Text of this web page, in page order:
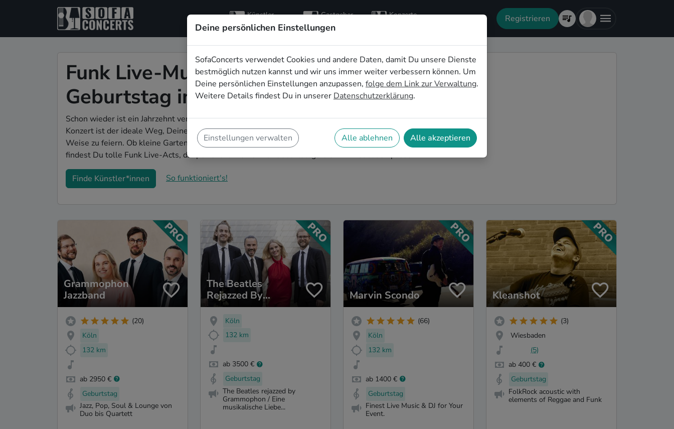
Künstler
entdecken
Gastgeber Konzerte Registrieren
Funk Live-Musik für den 40.
Geburtstag in Wiesbaden
Schon wieder ist ein Jahrzehnt vergangen und Dein nächster runder Geburtstag steht an? Ein
Konzert ist der ideale Weg, Deinen 40. Geburtstag in Wiesbaden auf eine ganz besondere Art und
Weise zu feiern. Ob kleine Gartenparty oder Feier mit der ganzen Nachbarschaft: Auf SofaConcerts
findest Du tolle Funk Live-Acts, die perfekt zu Deiner 40. Geburtstagsfeier in Wiesbaden passen.
Finde Künstler*innen So funktioniert's!
Grammophon
Jazzband
(20)
Köln
132 km
ab 2950 €
Geburtstag
Jazz, Pop, Soul & Lounge von
Duo bis Quartett
The Beatles
Rejazzed By
Grammophon
Köln
132 km
ab 3500 €
Geburtstag
The Beatles rejazzed by
Grammophon / Eine
musikalische Liebe...
Marvin Scondo
(66)
Köln
132 km
ab 1400 €
Geburtstag
Finest Live Music & DJ for Your
Event.
Kleanshot
(3)
Wiesbaden
(5)
ab 400 €
Geburtstag
FolkRock acoustic with
elements of Reggae and Funk
Deine persönlichen Einstellungen
SofaConcerts verwendet Cookies und andere Daten, damit Du unsere Dienste
bestmöglich nutzen kannst und wir uns immer weiter verbessern können. Um
Deine persönlichen Einstellungen anzupassen, folge dem Link zur Verwaltung.
Weitere Details findest Du in unserer Datenschutzerklärung.
Einstellungen verwalten Alle ablehnen Alle akzeptieren